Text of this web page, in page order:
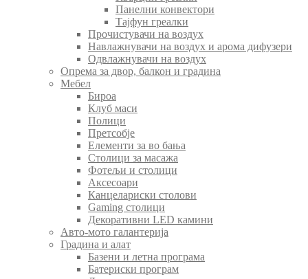
Панелни конвектори
Тајфун греалки
Прочистувачи на воздух
Навлажнувачи на воздух и арома дифузери
Одвлажнувачи на воздух
Опрема за двор, балкон и градина
Мебел
Бироа
Клуб маси
Полици
Претсобје
Елементи за во бања
Столици за масажа
Фотељи и столици
Аксесоари
Канцелариски столови
Gaming столици
Декоративни LED камини
Авто-мото галантерија
Градина и алат
Базени и летна програма
Батериски програм